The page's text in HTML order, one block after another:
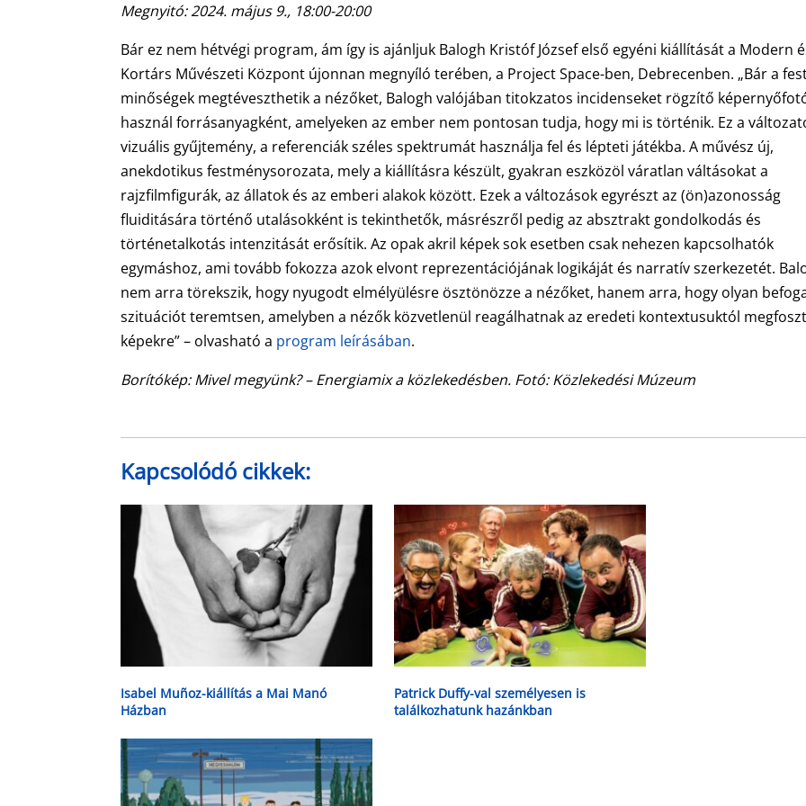
Megnyitó: 2024. május 9., 18:00-20:00
Bár ez nem hétvégi program, ám így is ajánljuk Balogh Kristóf József első egyéni kiállítását a Modern
Kortárs Művészeti Központ újonnan megnyíló terében, a Project Space-ben, Debrecenben. „Bár a
minőségek megtéveszthetik a nézőket, Balogh valójában titokzatos incidenseket rögzítő
használ forrásanyagként, amelyeken az ember nem pontosan tudja, hogy mi is történik. Ez a
vizuális gyűjtemény, a referenciák széles spektrumát használja fel és lépteti játékba. A művész új,
anekdotikus festménysorozata, mely a kiállításra készült, gyakran eszközöl váratlan váltásokat a
rajzfilmfigurák, az állatok és az emberi alakok között. Ezek a változások egyrészt az (ön)azonosság
fluiditására történő utalásokként is tekinthetők, másrészről pedig az absztrakt gondolkodás és
történetalkotás intenzitását erősítik. Az opak akril képek sok esetben csak nehezen kapcsolhatók
egymáshoz, ami tovább fokozza azok elvont reprezentációjának logikáját és narratív szerkezetét.
nem arra törekszik, hogy nyugodt elmélyülésre ösztönözze a nézőket, hanem arra, hogy olyan
szituációt teremtsen, amelyben a nézők közvetlenül reagálhatnak az eredeti kontextusuktól
képekre” – olvasható a program leírásában.
Borítókép: Mivel megyünk? – Energiamix a közlekedésben. Fotó: Közlekedési Múzeum
Kapcsolódó cikkek:
Isabel Muñoz-kiállítás a Mai Manó
Házban
Patrick Duffy-val személyesen is
találkozhatunk hazánkban